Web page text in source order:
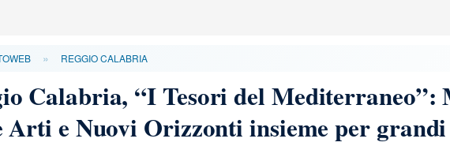
» REGGIO CALABRIA
Calabria, “I Tesori del Mediterraneo”:
Arti e Nuovi Orizzonti insieme per